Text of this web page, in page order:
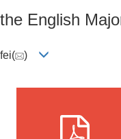
English
)